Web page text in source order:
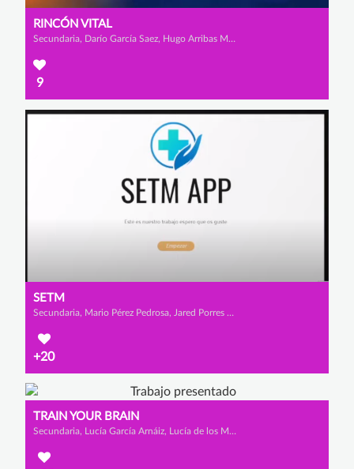
RINCÓN VITAL
Secundaria, Darío García Saez, Hugo Arribas Merinero y Bruno Pardo Sastre
9
SETM
Secundaria, Mario Pérez Pedrosa, Jared Porres Piñar y Miguel Alcalde Benito
+20
TRAIN YOUR BRAIN
Secundaria, Lucía García Arnáiz, Lucía de los Mozos Ibáñez y Diana Murillo Arce